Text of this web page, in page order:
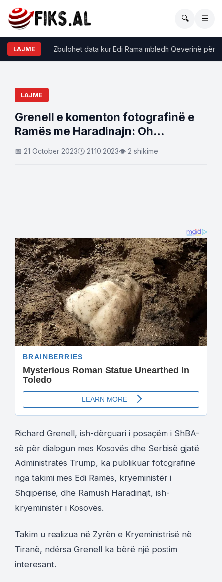
🔍 ☰
LAJME Zbulohet data kur Edi Rama mbledh Qeverinë për
LAJME
Grenell e komenton fotografinë e
Ramës me Haradinajn: Oh…
📅 21 October 2023🕐 21.10.2023👁 2 shikime
Richard Grenell, ish-dërguari i posaçëm i ShBA-
së për dialogun mes Kosovës dhe Serbisë gjatë
Administratës Trump, ka publikuar fotografinë
nga takimi mes Edi Ramës, kryeministër i
Shqipërisë, dhe Ramush Haradinajt, ish-
kryeministër i Kosovës.
Takim u realizua në Zyrën e Kryeministrisë në
Tiranë, ndërsa Grenell ka bërë një postim
interesant.